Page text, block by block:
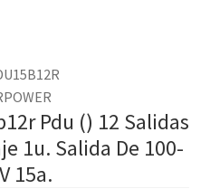
Pdu () 12 Salidas
1u. Salida De 100-
15a.